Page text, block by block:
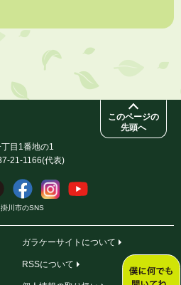
開催します
このページの
先頭へ
目1番地の1
21-1166(代表)
掛川市のSNS
ガラケーサイトについて
RSSについて